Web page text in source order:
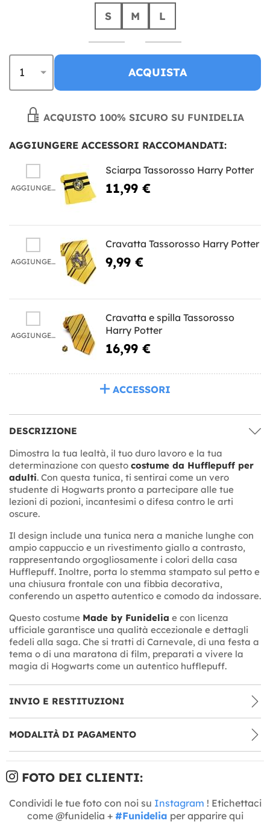
S M L
ACQUISTA
ACQUISTO 100% SICURO SU FUNIDELIA
AGGIUNGERE ACCESSORI RACCOMANDATI:
AGGIUNGERE
Sciarpa Tassorosso Harry Potter
11,99 €
AGGIUNGERE
Cravatta Tassorosso Harry Potter
9,99 €
AGGIUNGERE
Cravatta e spilla Tassorosso
Harry Potter
16,99 €
ACCESSORI
DESCRIZIONE
Dimostra la tua lealtà, il tuo duro lavoro e la tua
determinazione con questo costume da Hufflepuff per
adulti. Con questa tunica, ti sentirai come un vero
studente di Hogwarts pronto a partecipare alle tue
lezioni di pozioni, incantesimi o difesa contro le arti
oscure.
Il design include una tunica nera a maniche lunghe con
ampio cappuccio e un rivestimento giallo a contrasto,
rappresentando orgogliosamente i colori della casa
Hufflepuff. Inoltre, porta lo stemma stampato sul petto e
una chiusura frontale con una fibbia decorativa,
conferendo un aspetto autentico e comodo da indossare.
Questo costume Made by Funidelia e con licenza
ufficiale garantisce una qualità eccezionale e dettagli
fedeli alla saga. Che si tratti di Carnevale, di una festa a
tema o di una maratona di film, preparati a vivere la
magia di Hogwarts come un autentico hufflepuff.
INVIO E RESTITUZIONI
MODALITÀ DI PAGAMENTO
FOTO DEI CLIENTI:
Condividi le tue foto con noi su Instagram ! Etichettaci
come @funidelia + #Funidelia per apparire qui